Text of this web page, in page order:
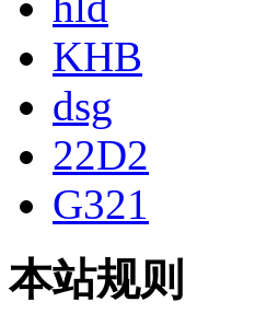
KHB
dsg
22D2
G321
本站规则